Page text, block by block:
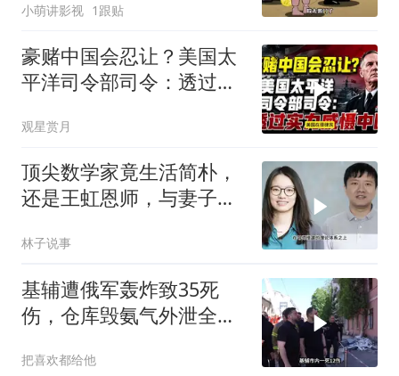
小萌讲影视 1跟贴
豪赌中国会忍让？美国太
平洋司令部司令：透过实
观星赏月
顶尖数学家竟生活简朴，
还是王虹恩师，与妻子合
林子说事
基辅遭俄军轰炸致35死
伤，仓库毁氨气外泄全城
把喜欢都给他